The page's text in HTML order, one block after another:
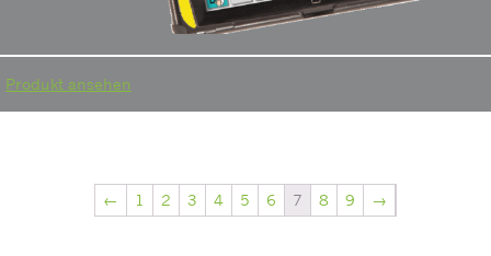
Produkt ansehen
← 1 2 3 4 5 6 7 8 9 →